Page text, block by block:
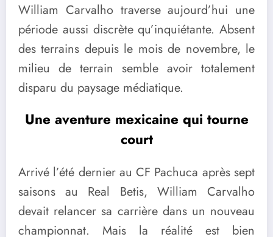
William Carvalhotraverse aujourd’hui une
période aussi discrète qu’inquiétante. Absent
des terrains depuis le mois de novembre, le
milieu de terrain semble avoir totalement
disparu du paysage médiatique.
Une aventure mexicaine qui tourne
court
Arrivé l’été dernier auCF Pachuca après sept
saisons au Real Betis, William Carvalho
devait relancer sa carrière dans un nouveau
championnat. Mais la réalité est bien